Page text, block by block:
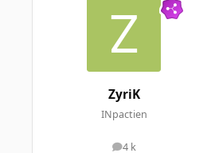
ZyriK
INpactien
4 k
messages